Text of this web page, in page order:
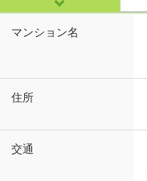
マンション名
住所
交通